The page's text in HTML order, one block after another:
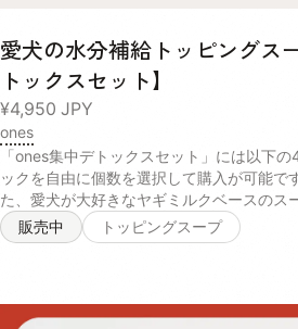
愛犬の水分補給トッピングス
トックスセット】
¥4,950 JPY
ones
「ones集中デトックスセット」には以下
ックを自由に個数を選択して購入が可能で
た、愛犬が大好きなヤギミルクベースのス
アントシアニンやβカロテンが、肝臓や目
乳、にんじんパウダー、脱脂米ぬか、ムラ
ランベリーのキナ酸などの成分が、愛犬の
販売中 トッピングスープ